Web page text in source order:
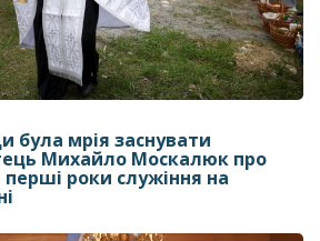
була мрія заснувати
Михайло Москалюк про
роки служіння на